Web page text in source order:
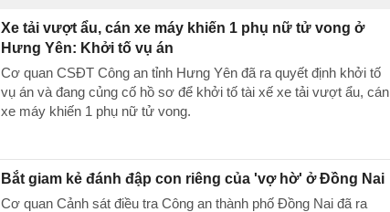
Xe tải vượt ẩu, cán xe máy khiến 1 phụ nữ tử vong ở
Hưng Yên: Khởi tố vụ án
Cơ quan CSĐT Công an tỉnh Hưng Yên đã ra quyết định khởi tố
vụ án và đang củng cố hồ sơ để khởi tố tài xế xe tải vượt ẩu, cán
xe máy khiến 1 phụ nữ tử vong.
Bắt giam kẻ đánh đập con riêng của 'vợ hờ' ở Đồng Nai
Cơ quan Cảnh sát điều tra Công an thành phố Đồng Nai đã ra